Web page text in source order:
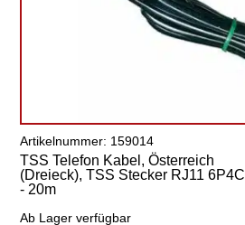
Artikelnummer: 159014
TSS Telefon Kabel, Österreich
(Dreieck), TSS Stecker RJ11 6P4C
- 20m
Ab Lager verfügbar